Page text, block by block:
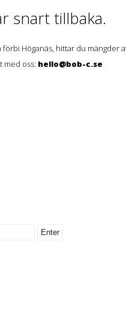
snart tillbaka.
förbi Höganäs, hittar du mängder
med oss: hello@bob-c.se